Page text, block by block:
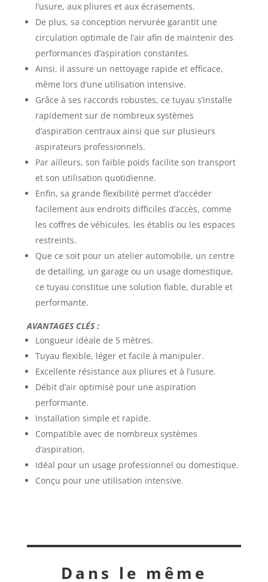
l’usure, aux pliures et aux écrasements.
De plus, sa conception nervurée garantit une
circulation optimale de l’air afin de maintenir des
performances d’aspiration constantes.
Ainsi, il assure un nettoyage rapide et efficace,
même lors d’une utilisation intensive.
Grâce à ses raccords robustes, ce tuyau s’installe
rapidement sur de nombreux systèmes
d’aspiration centraux ainsi que sur plusieurs
aspirateurs professionnels.
Par ailleurs, son faible poids facilite son transport
et son utilisation quotidienne.
Enfin, sa grande flexibilité permet d’accéder
facilement aux endroits difficiles d’accès, comme
les coffres de véhicules, les établis ou les espaces
restreints.
Que ce soit pour un atelier automobile, un centre
de detailing, un garage ou un usage domestique,
ce tuyau constitue une solution fiable, durable et
performante.
AVANTAGES CLÉS :
Longueur idéale de 5 mètres.
Tuyau flexible, léger et facile à manipuler.
Excellente résistance aux pliures et à l’usure.
Débit d’air optimisé pour une aspiration
performante.
Installation simple et rapide.
Compatible avec de nombreux systèmes
d’aspiration.
Idéal pour un usage professionnel ou domestique.
Conçu pour une utilisation intensive.
Dans le même